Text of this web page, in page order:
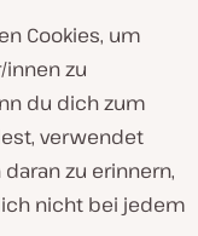
Cookies, um
zu
du dich zum
verwendet
zu erinnern,
nicht bei jedem